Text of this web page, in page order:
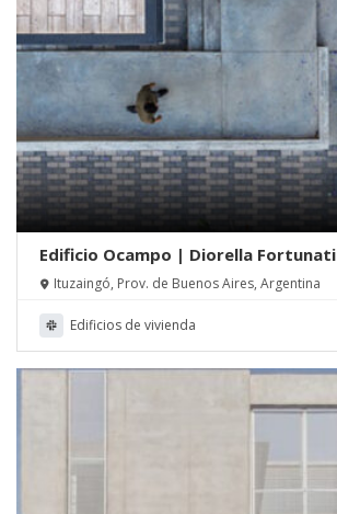
Edificio Ocampo | Diorella Fortunati
Ituzaingó, Prov. de Buenos Aires, Argentina
Edificios de vivienda